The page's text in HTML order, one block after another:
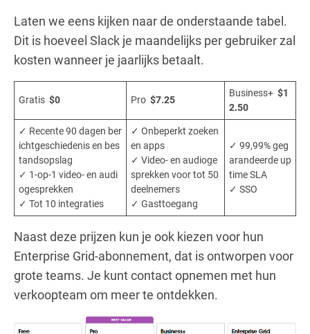
Laten we eens kijken naar de onderstaande tabel.
Dit is hoeveel Slack je maandelijks per gebruiker zal
kosten wanneer je jaarlijks betaalt.
Gratis $0 Pro $7.25
Business+ $1
2.50
✓ Recente 90 dagen ber
ichtgeschiedenis en bes
tandsopslag
✓ 1-op-1 video- en audi
ogesprekken
✓ Tot 10 integraties
✓ Onbeperkt zoeken
en apps
✓ Video- en audioge
sprekken voor tot 50
deelnemers
✓ Gasttoegang
✓ 99,99% geg
arandeerde up
time SLA
✓ SSO
Naast deze prijzen kun je ook kiezen voor hun
Enterprise Grid-abonnement, dat is ontworpen voor
grote teams. Je kunt contact opnemen met hun
verkoopteam om meer te ontdekken.